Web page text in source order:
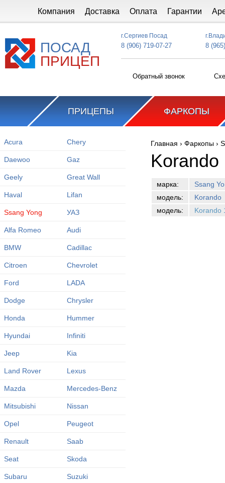
Компания Доставка Оплата Гарантии
ПОСАД
ПРИЦЕП
г.Сергиев Посад
8 (906) 719-07-27 8
Обратный звонок
ПРИЦЕПЫ ФАРКОПЫ
Acura Chery
Daewoo Gaz
Geely Great Wall
Haval Lifan
Ssang Yong УАЗ
Alfa Romeo Audi
BMW Cadillac
Citroen Chevrolet
Ford LADA
Dodge Chrysler
Honda Hummer
Hyundai Infiniti
Jeep Kia
Land Rover Lexus
Mazda Mercedes-Benz
Mitsubishi Nissan
Opel Peugeot
Renault Saab
Seat Skoda
Subaru Suzuki
Вы здесь
Главная › Фаркопы ›
марка:
Ssang
модель:
Korando
модель:
Korando